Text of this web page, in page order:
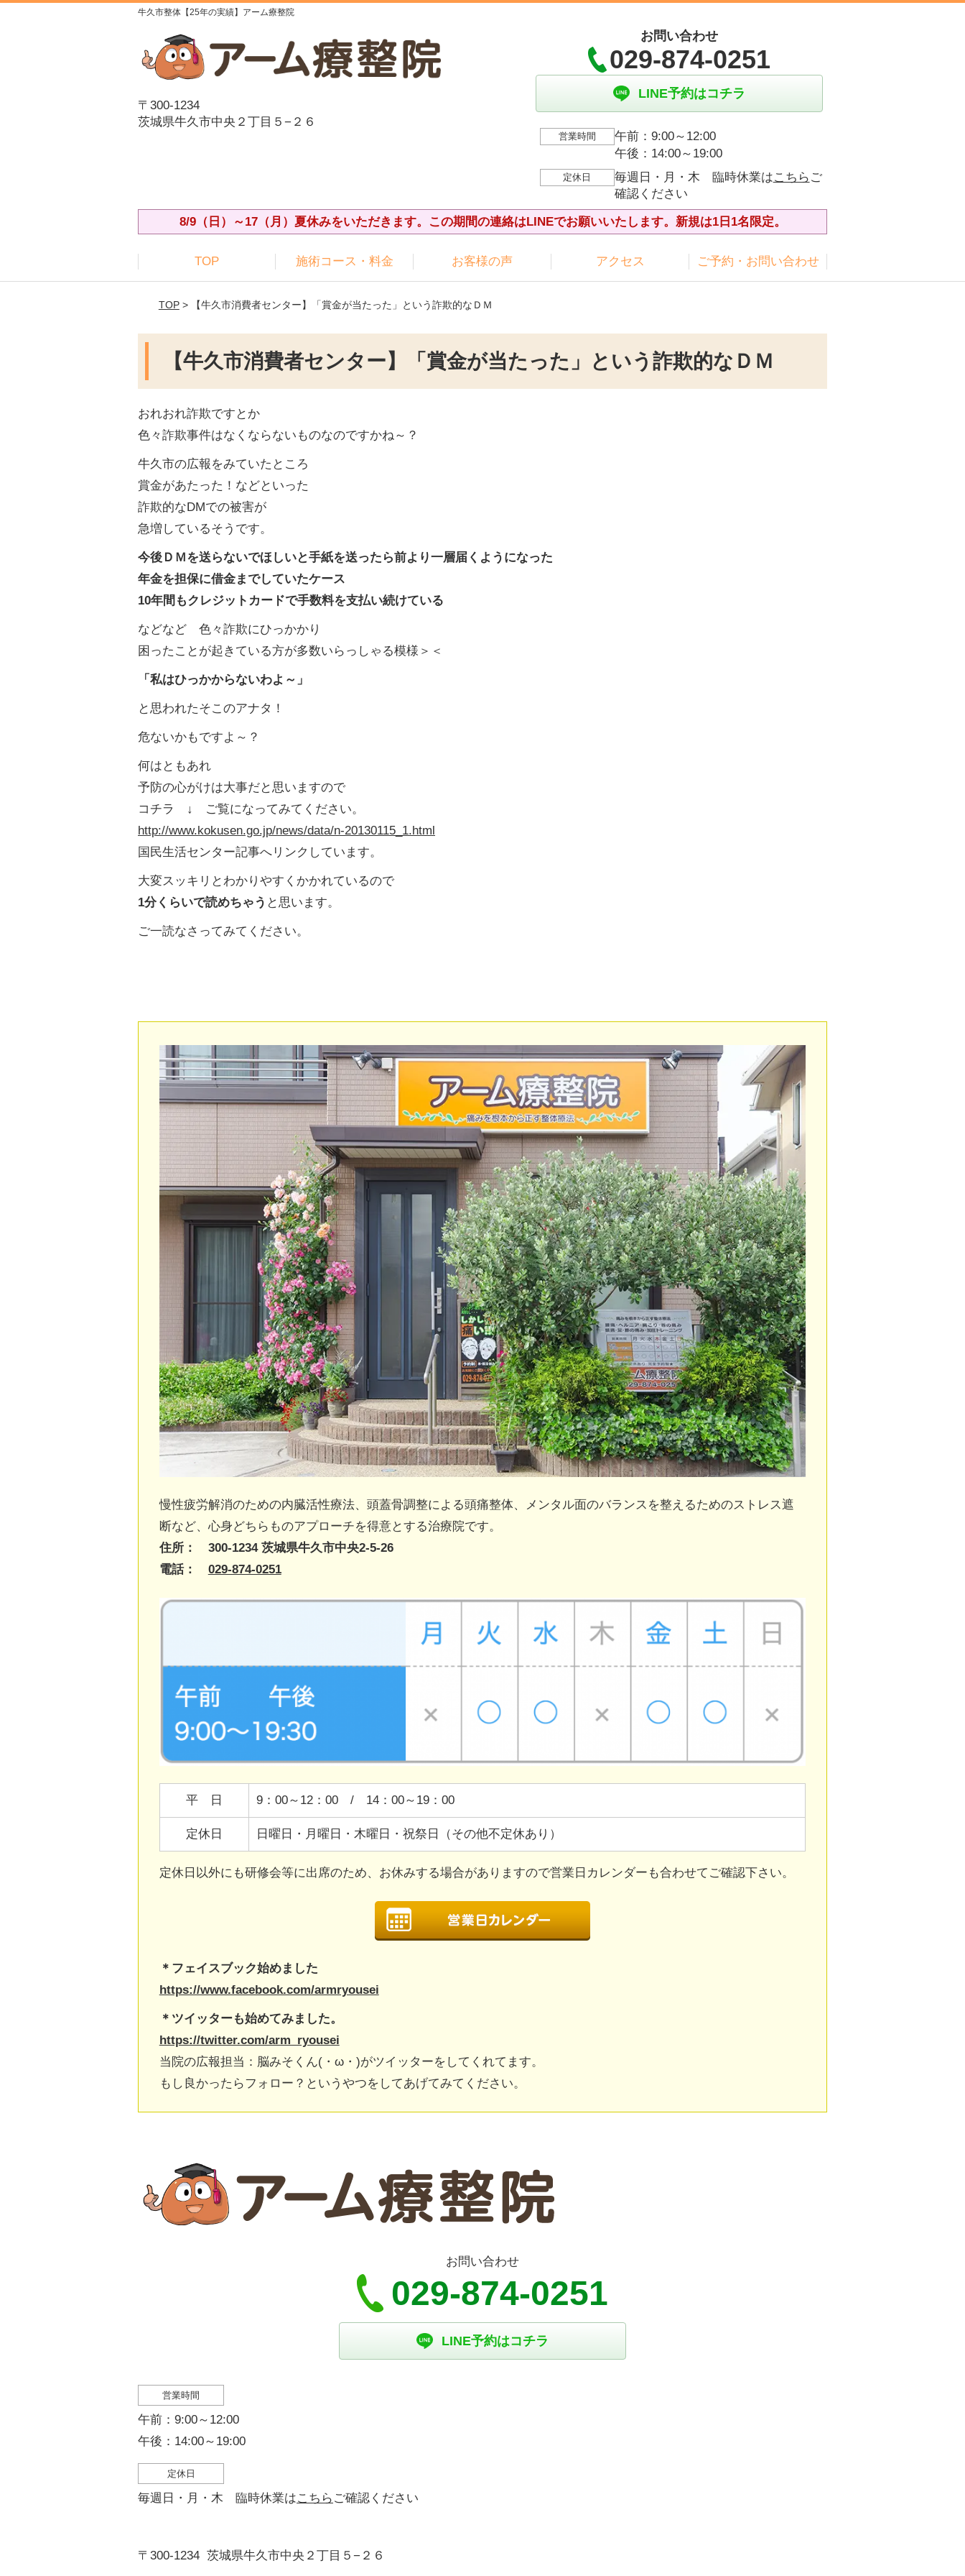
牛久市整体【25年の実績】アーム療整院
〒300-1234
茨城県牛久市中央２丁目５−２６
お問い合わせ
029-874-0251
LINE予約はコチラ
営業時間
午前：9:00～12:00
午後：14:00～19:00
定休日 毎週日・月・木 臨時休業はこちら ご
確認ください
8/9（日）～17（月）夏休みをいただきます。この期間の連絡はLINEでお願いいたします。新規は1日1名限定。
TOP 施術コース・料金 お客様の声 アクセス ご予約・お問い合わせ
TOP> 【牛久市消費者センター】「賞金が当たった」という詐欺的なＤＭ
【牛久市消費者センター】「賞金が当たった」という詐欺的なＤＭ
おれおれ詐欺ですとか
色々詐欺事件はなくならないものなのですかね～？
牛久市の広報をみていたところ
賞金があたった！などといった
詐欺的なDMでの被害が
急増しているそうです。
今後ＤＭを送らないでほしいと手紙を送ったら前より一層届くようになった
年金を担保に借金までしていたケース
10年間もクレジットカードで手数料を支払い続けている
などなど 色々詐欺にひっかかり
困ったことが起きている方が多数いらっしゃる模様＞＜
「私はひっかからないわよ～」
と思われたそこのアナタ！
危ないかもですよ～？
何はともあれ
予防の心がけは大事だと思いますので
コチラ ↓ ご覧になってみてください。
http://www.kokusen.go.jp/news/data/n-20130115_1.html
国民生活センター記事へリンクしています。
大変スッキリとわかりやすくかかれているので
1分くらいで読めちゃう と思います。
ご一読なさってみてください。
慢性疲労解消のための内臓活性療法、頭蓋骨調整による頭痛整体、メンタル面のバランスを整えるためのストレス遮
断など、心身どちらものアプローチを得意とする治療院です。
住所： 300-1234 茨城県牛久市中央2-5-26
電話： 029-874-0251
平 日 9：00～12：00 / 14：00～19：00
定休日 日曜日・月曜日・木曜日・祝祭日（その他不定休あり）
定休日以外にも研修会等に出席のため、お休みする場合がありますので営業日カレンダーも合わせてご確認下さい。
＊フェイスブック始めました
https://www.facebook.com/armryousei
＊ツイッターも始めてみました。
https://twitter.com/arm_ryousei
当院の広報担当：脳みそくん(・ω・)がツイッターをしてくれてます。
もし良かったらフォロー？というやつをしてあげてみてください。
お問い合わせ
029-874-0251
LINE予約はコチラ
営業時間
午前：9:00～12:00
午後：14:00～19:00
定休日
毎週日・月・木 臨時休業はこちら ご確認ください
〒300-1234 茨城県牛久市中央２丁目５−２６